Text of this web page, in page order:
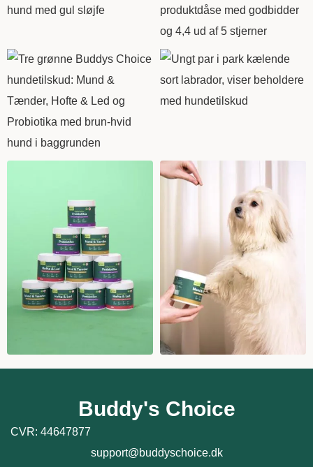
Buddy's Choice
CVR: 44647877
support@buddyschoice.dk